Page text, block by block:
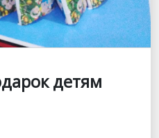
детям